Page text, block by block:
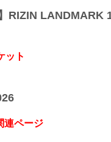
RIZIN LANDMARK
ット
連ページ